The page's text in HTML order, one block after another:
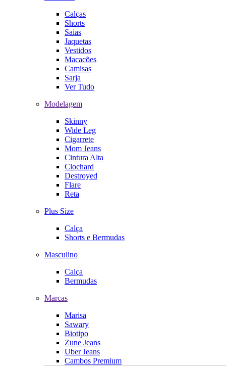
Calças
Shorts
Saias
Jaquetas
Vestidos
Macacões
Camisas
Sarja
Ver Tudo
Modelagem
Skinny
Wide Leg
Cigarrete
Mom Jeans
Cintura Alta
Clochard
Destroyed
Flare
Reta
Plus Size
Calça
Shorts e Bermudas
Masculino
Calça
Bermudas
Marcas
Marisa
Sawary
Biotipo
Zune Jeans
Uber Jeans
Cambos Premium